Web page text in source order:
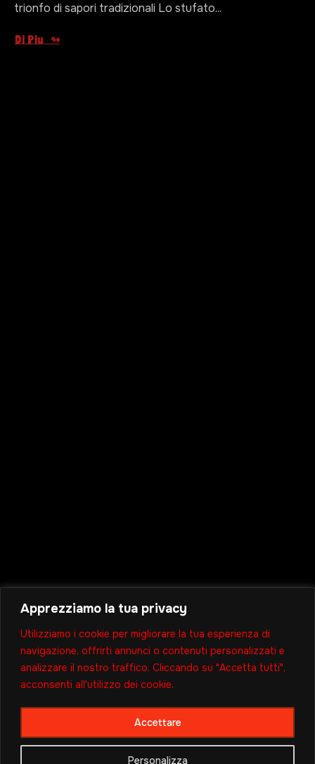
Apprezziamo la tua privacy
Utilizziamo i cookie per migliorare la tua esperienza di
navigazione, offrirti annunci o contenuti personalizzati e
analizzare il nostro traffico. Cliccando su "Accetta tutti",
acconsenti all'utilizzo dei cookie.
Personalizza
Accettare
trionfo di sapori tradizionali Lo stufato...
Di Piu